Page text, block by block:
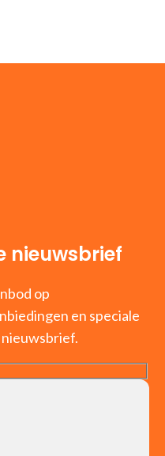
nieuwsbrief
op
en speciale
nieuwsbrief.